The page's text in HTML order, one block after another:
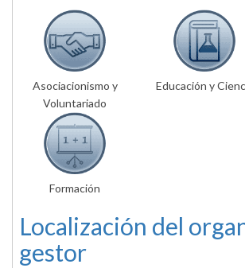
Asociacionismo y
Voluntariado
Educación y
Formación
Localización del
gestor